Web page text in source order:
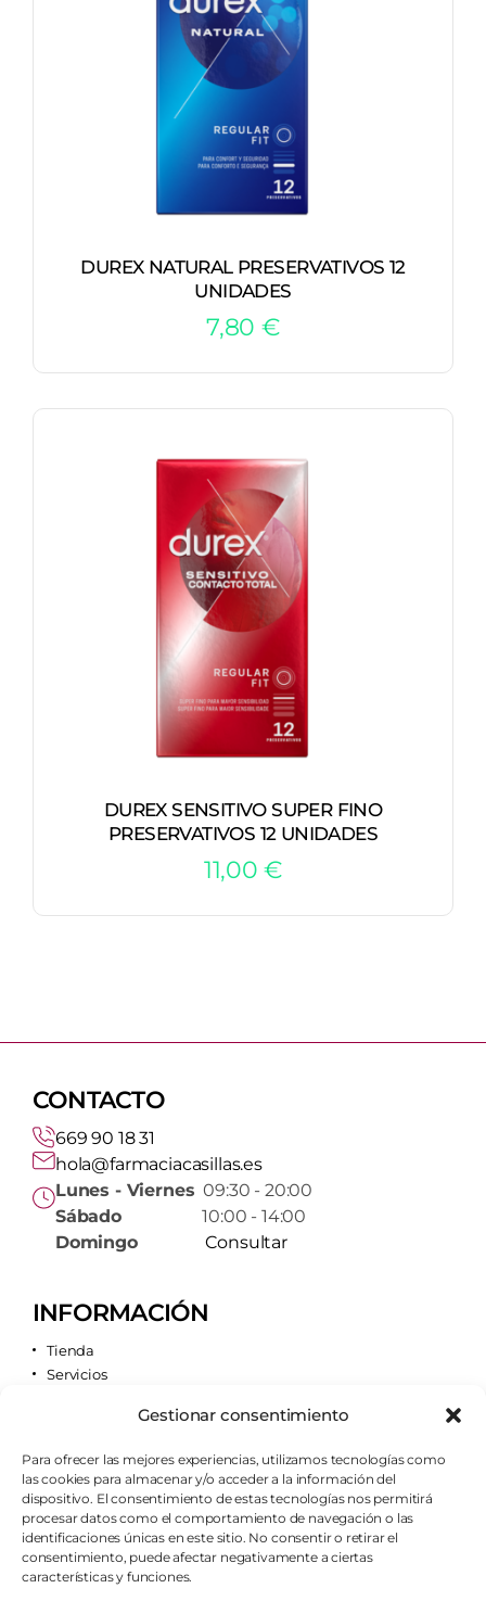
Gestionar consentimiento
Para ofrecer las mejores experiencias, utilizamos tecnologías como
las cookies para almacenar y/o acceder a la información del
dispositivo. El consentimiento de estas tecnologías nos permitirá
procesar datos como el comportamiento de navegación o las
identificaciones únicas en este sitio. No consentir o retirar el
consentimiento, puede afectar negativamente a ciertas
características y funciones.
DUREX NATURAL PRESERVATIVOS 12
UNIDADES
7,80€
DUREX SENSITIVO SUPER FINO
PRESERVATIVOS 12 UNIDADES
11,00€
CONTACTO
669 90 18 31
hola@farmaciacasillas.es
Lunes - Viernes 09:30 - 20:00
Sábado10:00 - 14:00
Domingo
Consultar
INFORMACIÓN
Tienda
Servicios
Quiénes somos
AVISOS LEGALES
Aviso legal
Política de cookies
Política de privacidad